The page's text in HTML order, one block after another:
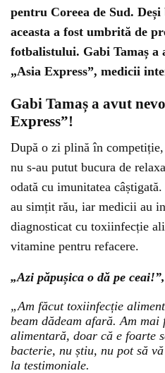
pentru Coreea de Sud.
aceasta a fost umbrită de
fotbalistului. Gabi Tamaș a
„Asia Express”, medicii
Gabi Tamaș a avut
Express”!
După o zi plină în competiție,
nu s-au putut bucura de
odată cu imunitatea
au simțit rău, iar medicii au
diagnosticat cu toxiinfecție
vitamine pentru refacere.
„Azi păpușica o dă pe
„Am făcut toxiinfecție
beam dădeam afară. Am
alimentară, doar că e foarte
bacterie, nu știu, nu pot să
la testimoniale.